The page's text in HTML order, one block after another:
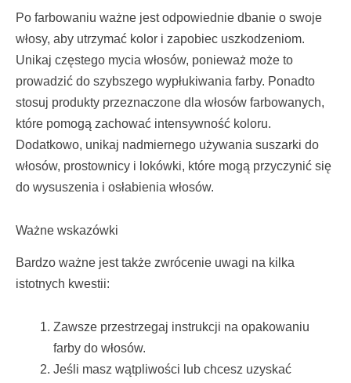
Po farbowaniu ważne jest odpowiednie dbanie o swoje
włosy, aby utrzymać kolor i zapobiec uszkodzeniom.
Unikaj częstego mycia włosów, ponieważ może to
prowadzić do szybszego wypłukiwania farby. Ponadto
stosuj produkty przeznaczone dla włosów farbowanych,
które pomogą zachować intensywność koloru.
Dodatkowo, unikaj nadmiernego używania suszarki do
włosów, prostownicy i lokówki, które mogą przyczynić się
do wysuszenia i osłabienia włosów.
Ważne wskazówki
Bardzo ważne jest także zwrócenie uwagi na kilka
istotnych kwestii:
Zawsze przestrzegaj instrukcji na opakowaniu
farby do włosów.
Jeśli masz wątpliwości lub chcesz uzyskać